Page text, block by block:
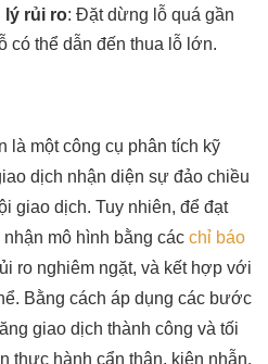
lý rủi ro: Đặt dừng lỗ quá gần
có thể dẫn đến thua lỗ lớn.
là một công cụ phân tích kỹ
dịch nhận diện sự đảo chiều
giao dịch. Tuy nhiên, để đạt
mô hình bằng các chỉ báo
ro nghiêm ngặt, và kết hợp với
Bằng cách áp dụng các bước
giao dịch thành công và tối
thực hành cẩn thận, kiên nhẫn,